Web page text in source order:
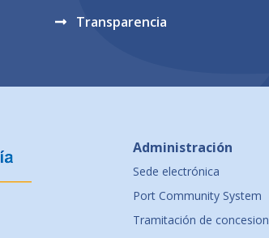
Transparencia
Administración
Sede electrónica
Port Community System
Tramitación de